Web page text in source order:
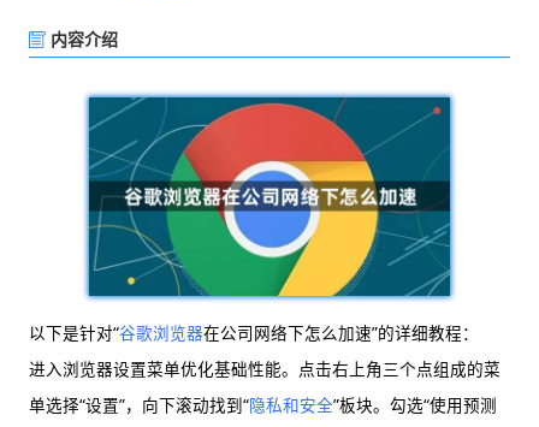
内容介绍
以下是针对“谷歌浏览器在公司网络下怎么加速”的详细教程：
进入浏览器设置菜单优化基础性能。点击右上角三个点组成的菜
单选择“设置”，向下滚动找到“隐私和安全”板块。勾选“使用预测